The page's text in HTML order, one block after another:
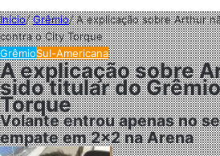
Início/Grêmio/A explicação sobre Arthur
contra o City Torque
GrêmioSul-Americana
A explicação sobre
sido titular do
Torque
Volante entrou apenas no
empate em 2x2 na Arena